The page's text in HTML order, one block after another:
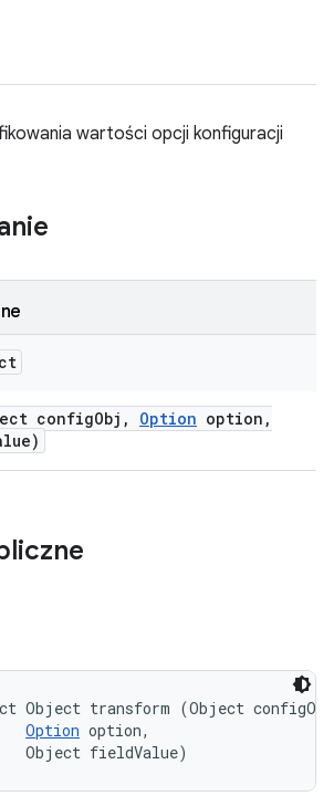
wartości opcji konfiguracji
configObj , Option option ,
Object transform (Object
Option option,
Object fieldValue)